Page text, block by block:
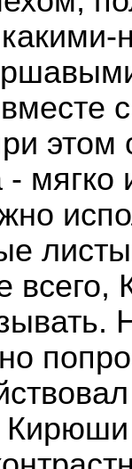
этом
мягко
всего,